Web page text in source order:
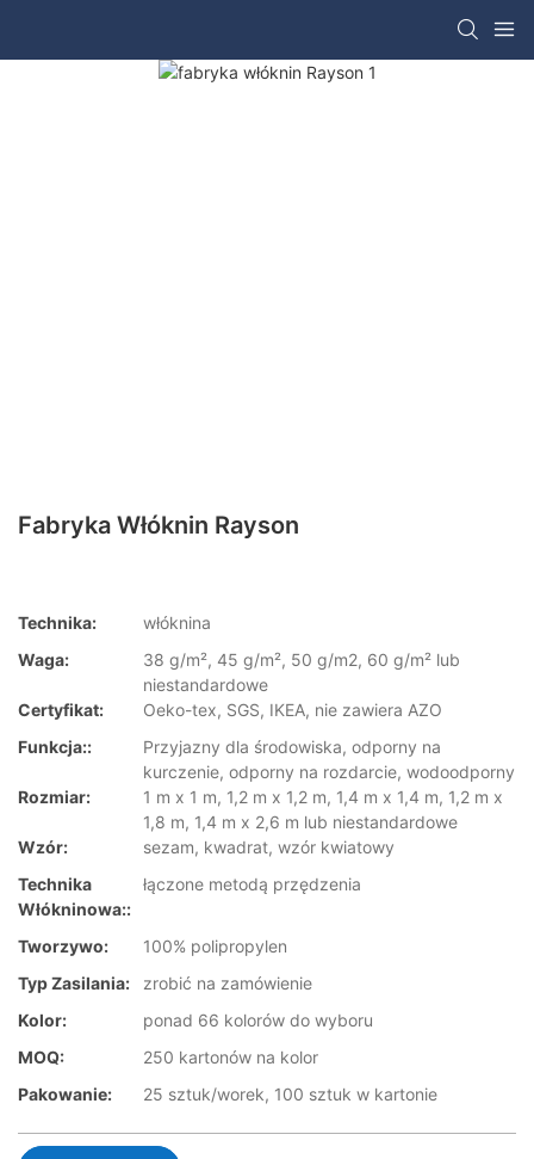
Fabryka Włóknin Rayson
Technika:
włóknina
Waga:
38 g/m², 45 g/m², 50 g/m2, 60 g/m² lub
niestandardowe
Certyfikat:
Oeko-tex, SGS, IKEA, nie zawiera AZO
Funkcja::
Przyjazny dla środowiska, odporny na
kurczenie, odporny na rozdarcie, wodoodporny
Rozmiar:
1 m x 1 m, 1,2 m x 1,2 m, 1,4 m x 1,4 m, 1,2 m x
1,8 m, 1,4 m x 2,6 m lub niestandardowe
Wzór:
sezam, kwadrat, wzór kwiatowy
Technika
Włókninowa::
łączone metodą przędzenia
Tworzywo:
100% polipropylen
Typ Zasilania:
zrobić na zamówienie
Kolor:
ponad 66 kolorów do wyboru
MOQ:
250 kartonów na kolor
Pakowanie:
25 sztuk/worek, 100 sztuk w kartonie